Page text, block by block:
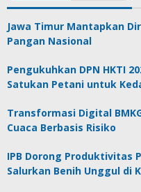
Jawa Timur Mantapkan
Pangan Nasional
Pengukuhkan DPN HKTI
Satukan Petani untuk
Transformasi Digital
Cuaca Berbasis Risiko
IPB Dorong Produktivitas
Salurkan Benih Unggul di